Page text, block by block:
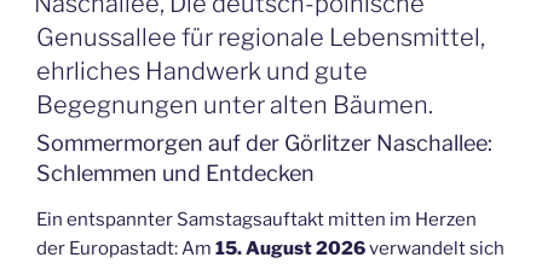
Genussallee für regionale Lebensmittel,
ehrliches Handwerk und gute
Begegnungen unter alten Bäumen.
Sommermorgen auf der Görlitzer Naschallee:
Schlemmen und Entdecken
Ein entspannter Samstagsauftakt mitten im Herzen
der Europastadt: Am 15. August 2026verwandelt sich